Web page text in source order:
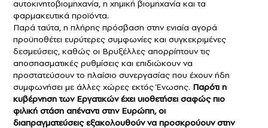
αυτοκινητοβιομηχανία, η χημική βιομηχανία και τα
φαρμακευτικά προϊόντα.
Παρά ταύτα, η πλήρης πρόσβαση στην ενιαία αγορά
προϋποθέτει ευρύτερες συμφωνίες και συγκεκριμένες
δεσμεύσεις, καθώς οι Βρυξέλλες απορρίπτουν τις
αποσπασματικές ρυθμίσεις και επιδιώκουν να
προστατεύσουν το πλαίσιο συνεργασίας που έχουν ήδη
συμφωνήσει με άλλες χώρες εκτός Ένωσης. Παρότι η
κυβέρνηση των Εργατικών έχει υιοθετήσει σαφώς πιο
φιλική στάση απέναντι στην Ευρώπη, οι
διαπραγματεύσεις εξακολουθούν να προσκρούουν στην